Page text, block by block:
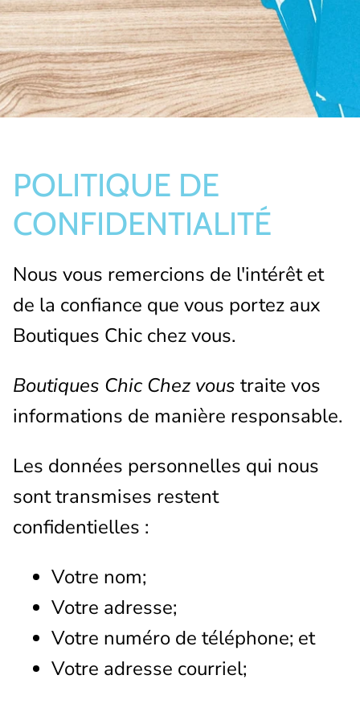
Bas/Chaussettes
Pantoufles
POLITIQUE DE
CONFIDENTIALITÉ
Nous vous remercions de l'intérêt et
de la confiance que vous portez aux
Boutiques Chic chez vous.
Boutiques Chic Chez vous traite vos
informations de manière responsable.
Les données personnelles qui nous
sont transmises restent
confidentielles :
Votre nom;
Votre adresse;
Votre numéro de téléphone; et
Votre adresse courriel;